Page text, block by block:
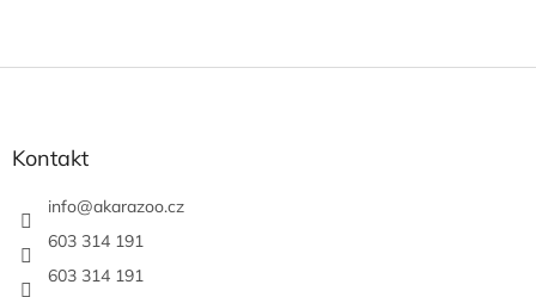
Kontakt
info@akarazoo.cz
603 314 191
603 314 191